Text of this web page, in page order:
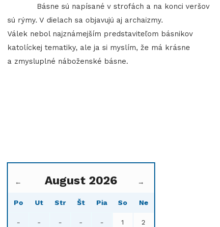
Básne sú napísané v strofách a na konci veršov
sú rýmy. V dielach sa objavujú aj archaizmy.
Válek nebol najznámejším predstaviteľom básnikov
katolíckej tematiky, ale ja si myslím, že má krásne
a zmysluplné náboženské básne.
← August 2026 →
Po Ut Str Št Pia So Ne
- - - - - 1 2